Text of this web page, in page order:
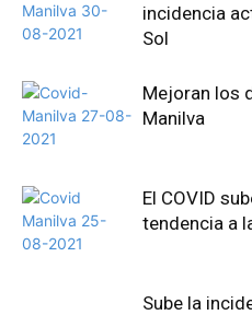
incidencia
Sol
Mejoran los
Manilva
El COVID
tendencia a
Sube la